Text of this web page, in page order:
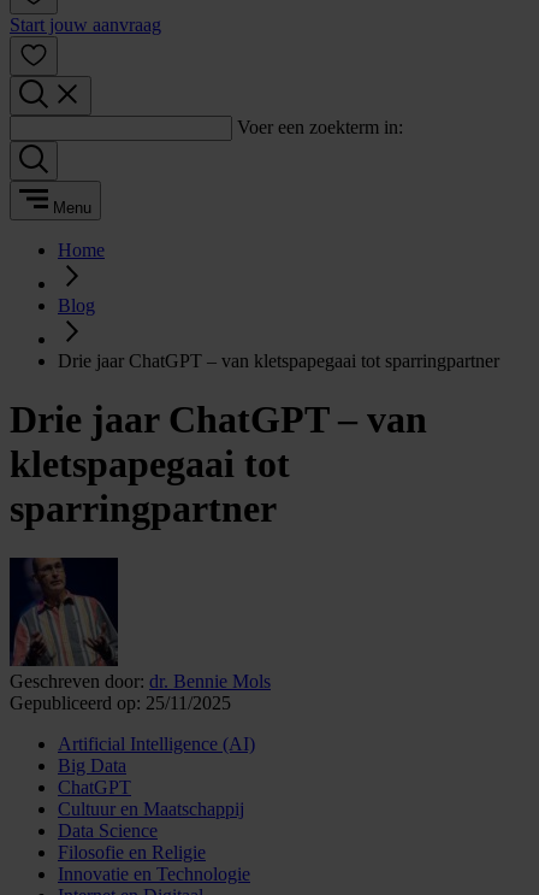
Start jouw aanvraag
Voer een zoekterm in:
Menu
Home
Blog
Drie jaar ChatGPT – van kletspapegaai tot sparringpartner
Drie jaar ChatGPT – van
kletspapegaai tot
sparringpartner
Geschreven door: dr. Bennie Mols
Gepubliceerd op: 25/11/2025
Artificial Intelligence (AI)
Big Data
ChatGPT
Cultuur en Maatschappij
Data Science
Filosofie en Religie
Innovatie en Technologie